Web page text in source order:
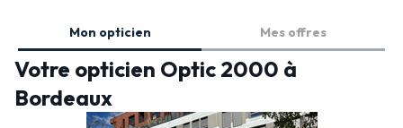
Mon opticien Mes offres
Votre opticien Optic 2000 à
Bordeaux